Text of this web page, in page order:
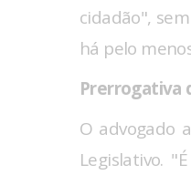
cidadão",
há pelo
Prerrogativa
O advogado
Legislativo.